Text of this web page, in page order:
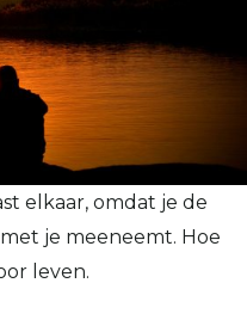
elkaar, omdat je de
je meeneemt. Hoe
leven.